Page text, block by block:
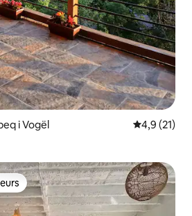
i Vogël Évaluation
4,9 (21)